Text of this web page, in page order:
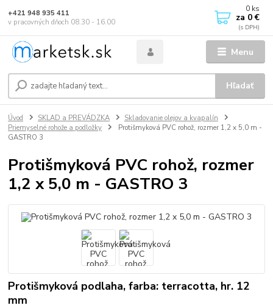
Menu
Hľadať
+421 948 935 411
v pracovných dňoch 08.30 - 16.00
0 ks
za 0 €
Úvod SKLAD a PREVÁDZKA
Skladovanie olejov a kvapalín
Priemyselné rohože a podložky
Protišmyková PVC rohož, rozmer 1,2 x 5,0 m -
GASTRO 3
Protišmyková PVC rohož, rozmer
1,2 x 5,0 m - GASTRO 3
Protišmyková podlaha, farba: terracotta, hr. 12
mm